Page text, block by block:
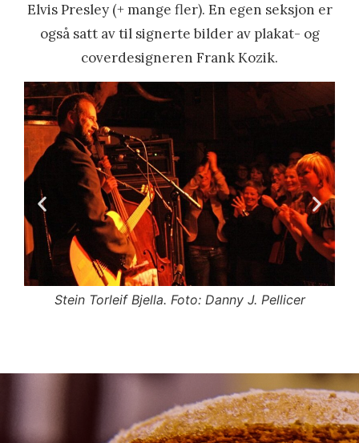
Elvis Presley (+ mange fler). En egen seksjon er
også satt av til signerte bilder av plakat- og
coverdesigneren Frank Kozik.
Stein Torleif Bjella. Foto: Danny J. Pellicer